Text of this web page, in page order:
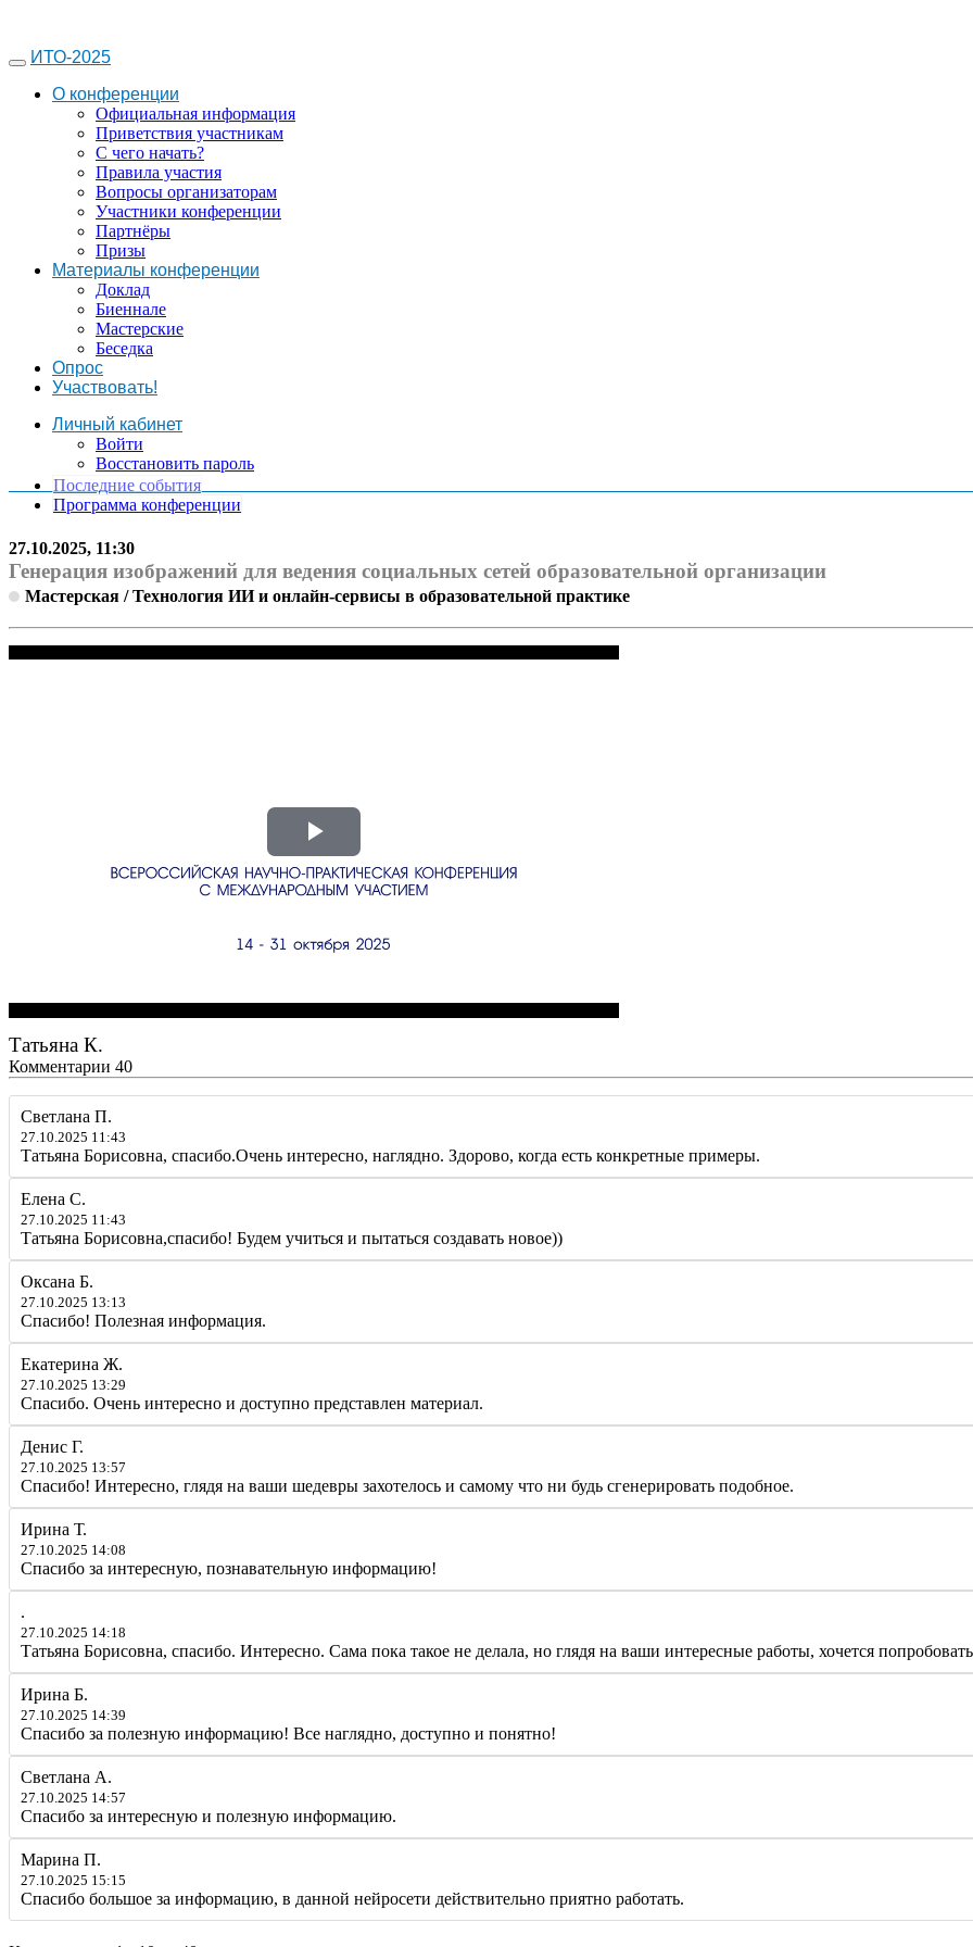
ИТО-2025
О конференции
Официальная информация
Приветствия участникам
С чего начать?
Правила участия
Вопросы организаторам
Участники конференции
Партнёры
Призы
Материалы конференции
Доклад
Биеннале
Мастерские
Беседка
Опрос
Участвовать!
Личный кабинет
Войти
Восстановить пароль
Последние события
Программа конференции
27.10.2025, 11:30
Генерация изображений для ведения социальных сетей образовательной организации
Мастерская / Технология ИИ и онлайн-сервисы в образовательной практике
Татьяна К.
Комментарии 40
Светлана П.
27.10.2025 11:43
Татьяна Борисовна, спасибо.Очень интересно, наглядно. Здорово, когда есть конкретные примеры.
Елена С.
27.10.2025 11:43
Татьяна Борисовна,спасибо! Будем учиться и пытаться создавать новое))
Оксана Б.
27.10.2025 13:13
Спасибо! Полезная информация.
Екатерина Ж.
27.10.2025 13:29
Спасибо. Очень интересно и доступно представлен материал.
Денис Г.
27.10.2025 13:57
Спасибо! Интересно, глядя на ваши шедевры захотелось и самому что ни будь сгенерировать подобное.
Ирина Т.
27.10.2025 14:08
Спасибо за интересную, познавательную информацию!
.
27.10.2025 14:18
Татьяна Борисовна, спасибо. Интересно. Сама пока такое не делала, но глядя на ваши интересные работы, хочется
Ирина Б.
27.10.2025 14:39
Спасибо за полезную информацию! Все наглядно, доступно и понятно!
Светлана А.
27.10.2025 14:57
Спасибо за интересную и полезную информацию.
Марина П.
27.10.2025 15:15
Спасибо большое за информацию, в данной нейросети действительно приятно работать.